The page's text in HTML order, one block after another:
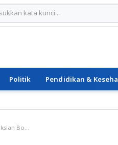
Politik Pendidikan &
JPU KPK Pertanyakan Kesaksian Bos Royal Resto dalam Kasus TPPU AGK